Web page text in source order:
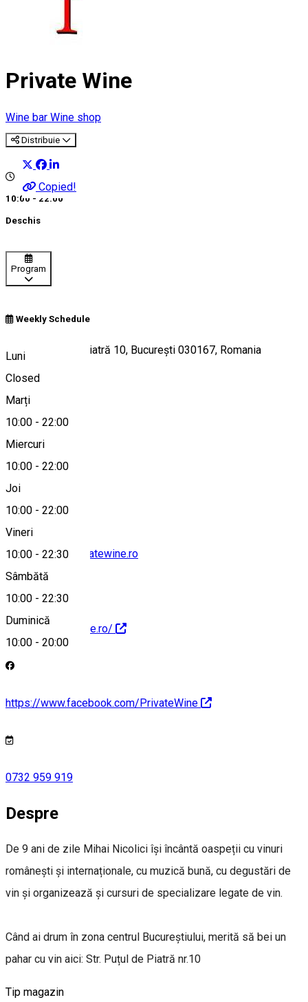
Private Wine
Wine bar Wine shop
Distribuie
Copied!
10:00 - 22:00
Deschis
Program
Weekly Schedule
Luni
Closed
Marți
10:00 - 22:00
Miercuri
10:00 - 22:00
Joi
10:00 - 22:00
Vineri
10:00 - 22:30
Sâmbătă
10:00 - 22:30
Duminică
10:00 - 20:00
Strada Puțul de Piatră 10, București 030167, Romania
Hartă
privatewine@privatewine.ro
https://privatewine.ro/
https://www.facebook.com/PrivateWine
0732 959 919
Despre
De 9 ani de zile Mihai Nicolici își încântă oaspeții cu vinuri
românești și internaționale, cu muzică bună, cu degustări de
vin și organizează și cursuri de specializare legate de vin.
Când ai drum în zona centrul Bucureștiului, merită să bei un
pahar cu vin aici: Str. Puțul de Piatră nr.10
Tip magazin